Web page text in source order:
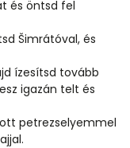
és öntsd fel
Šimrátóval, és
ízesítsd tovább
igazán telt és
petrezselyemmel